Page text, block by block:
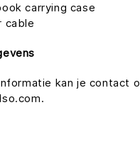
carrying case
cable
kan je contact